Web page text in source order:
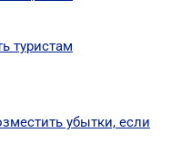
туристам
убытки, если